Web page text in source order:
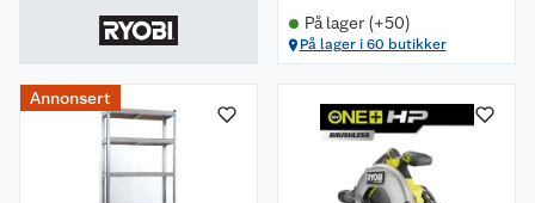
På lager (+50)
På lager i 60 butikker
Annonsert